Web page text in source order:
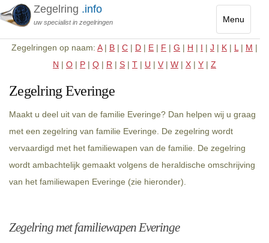
Menu
Toggle
Zegelring .info
uw specialist in zegelringen
Zegelringen op naam: A| B | C | D | E | F | G | H | I | J | K | L | M |
N | O | P | Q | R | S | T | U | V | W | X | Y | Z
Zegelring Everinge
Maakt u deel uit van de familie Everinge? Dan helpen wij u graag
met een zegelring van familie Everinge. De zegelring wordt
vervaardigd met het familiewapen van de familie. De zegelring
wordt ambachtelijk gemaakt volgens de heraldische omschrijving
van het familiewapen Everinge (zie hieronder).
Zegelring met familiewapen Everinge